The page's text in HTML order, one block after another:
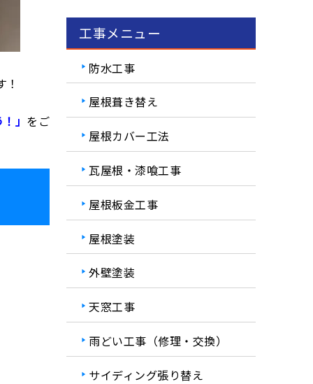
」 をご
工事メニュー
防水工事
屋根葺き替え
屋根カバー工法
瓦屋根・漆喰工事
屋根板金工事
屋根塗装
外壁塗装
天窓工事
雨どい工事（修理・交換）
サイディング張り替え